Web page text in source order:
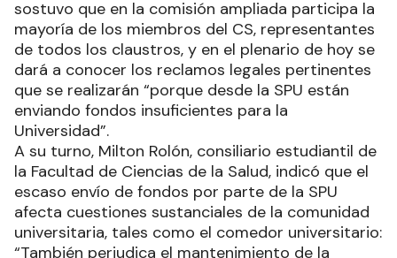
sostuvo que en la comisión ampliada participa la
mayoría de los miembros del CS, representantes
de todos los claustros, y en el plenario de hoy se
dará a conocer los reclamos legales pertinentes
que se realizarán “porque desde la SPU están
enviando fondos insuficientes para la
Universidad”.
A su turno, Milton Rolón, consiliario estudiantil de
la Facultad de Ciencias de la Salud, indicó que el
escaso envío de fondos por parte de la SPU
afecta cuestiones sustanciales de la comunidad
universitaria, tales como el comedor universitario:
“También perjudica el mantenimiento de la